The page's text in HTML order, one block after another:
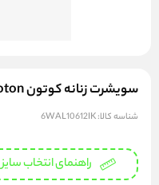
سویشرت زنانه کوتون Koton کد 6WAL10612IK
شناسه کالا:6WAL10612IK
راهنمای انتخاب سایز